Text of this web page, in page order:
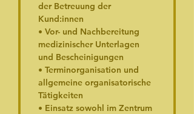
der Betreuung der
Kund:innen
• Vor- und Nachbereitung
medizinischer Unterlagen
und Bescheinigungen
• Terminorganisation und
allgemeine organisatorische
Tätigkeiten
• Einsatz sowohl im Zentrum